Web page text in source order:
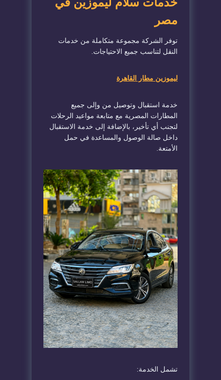
مصر
توفر الشركة مجموعة متكاملة من خدمات
النقل لتناسب جميع الاحتياجات.
ليموزين مطار القاهرة
خدمة استقبال وتوصيل من وإلى جميع
المطارات المصرية مع متابعة مواعيد الرحلات
لتجنب أي تأخير، بالإضافة إلى خدمة الاستقبال
داخل صالة الوصول والمساعدة في حمل
الأمتعة.
تشمل الخدمة: